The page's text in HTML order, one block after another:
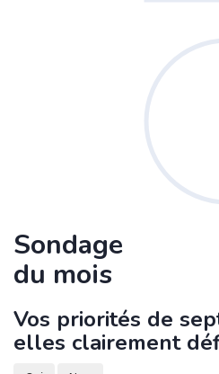
Sondage
du mois
Vos priorités de
elles clairement